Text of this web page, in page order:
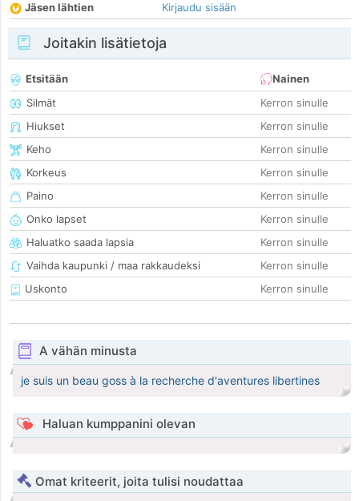
Jäsen lähtien
Kirjaudu sisään
Joitakin lisätietoja
Etsitään
Nainen
Silmät
Kerron sinulle
Hiukset
Kerron sinulle
Keho
Kerron sinulle
Korkeus
Kerron sinulle
Paino
Kerron sinulle
Onko lapset
Kerron sinulle
Haluatko saada lapsia
Kerron sinulle
Vaihda kaupunki / maa rakkaudeksi
Kerron sinulle
Uskonto
Kerron sinulle
A vähän minusta
je suis un beau goss à la recherche d'aventures libertines
Haluan kumppanini olevan
Omat kriteerit, joita tulisi noudattaa